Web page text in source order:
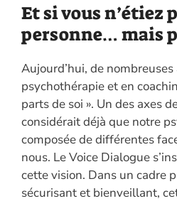
Et si vous n’étiez
personne… mais
Aujourd’hui, de
psychothérapie et en
parts de soi ». Un des axes
considérait déjà que notre
composée de différentes
nous. Le Voice Dialogue
cette vision. Dans un cadre
sécurisant et bienveillant,